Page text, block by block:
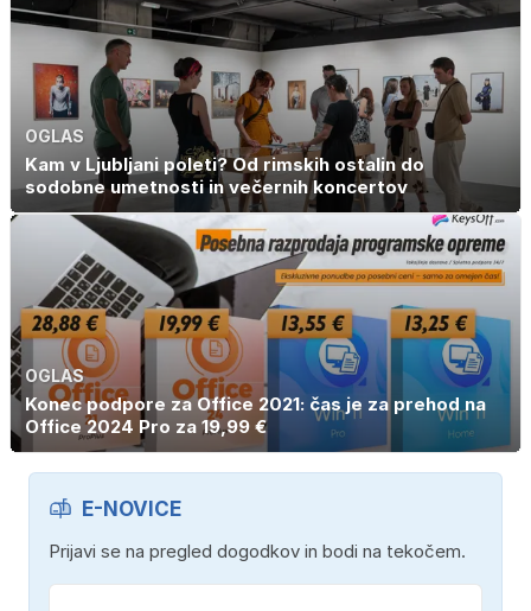
OGLAS
Kam v Ljubljani poleti? Od rimskih ostalin do
sodobne umetnosti in večernih koncertov
OGLAS
Konec podpore za Office 2021: čas je za prehod na
Office 2024 Pro za 19,99 €
E-NOVICE
Prijavi se na pregled dogodkov in bodi na tekočem.